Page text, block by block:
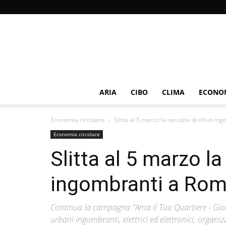
ARIA CIBO CLIMA
Economia circolare Slitta al 5 marzo la raccolta di rifiuti
Economia circolare
Slitta al 5 marzo
ingombranti a
Continua la campagna ''Ama il Tuo Quartiere -
urbani ingombranti, elettrici ed elettronici,